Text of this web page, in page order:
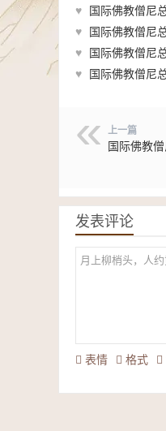
♥
国际佛教僧尼总
♥
国际佛教僧尼
♥
国际佛教僧尼
♥
国际佛教僧尼总
上一篇
国际佛教
发表评论
表情 格式